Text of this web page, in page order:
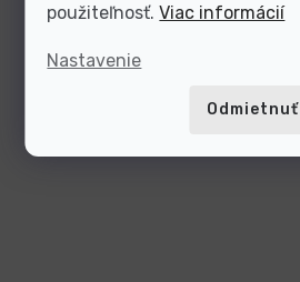
použiteľnosť.Viac informácií
Nastavenie
Odmietnuť